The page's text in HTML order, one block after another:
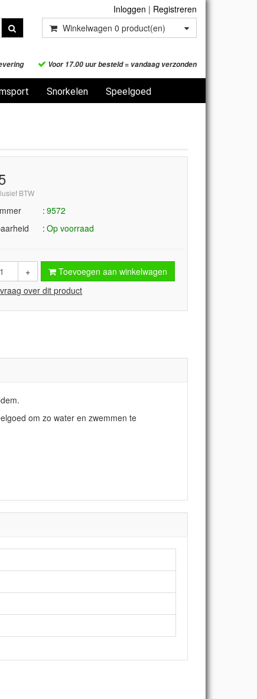
Inloggen | Registreren
Winkelwagen 0 product(en)
Voor 17.00 uur besteld = vandaag verzonden
Snorkelen Speelgoed
BTW
9572
Op voorraad
+
Toevoegen aan winkelwagen
over dit product
om zo water en zwemmen te